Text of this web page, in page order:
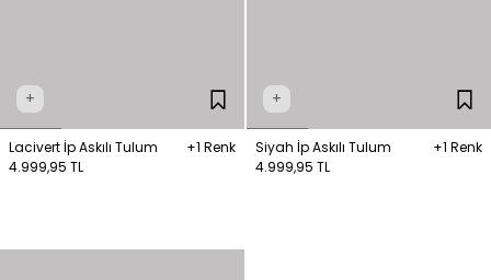
+
Lacivert İp Askılı Tulum
+1 Renk
4.999,95 TL
+
Siyah İp Askılı Tulum
+1 Renk
4.999,95 TL